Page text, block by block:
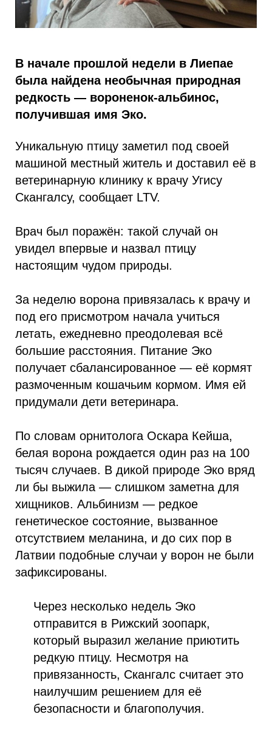
В начале прошлой недели в Лиепае
была найдена необычная природная
редкость — вороненок-альбинос,
получившая имя Эко.
Уникальную птицу заметил под своей
машиной местный житель и доставил её в
ветеринарную клинику к врачу Угису
Скангалсу, сообщает LTV.
Врач был поражён: такой случай он
увидел впервые и назвал птицу
настоящим чудом природы.
За неделю ворона привязалась к врачу и
под его присмотром начала учиться
летать, ежедневно преодолевая всё
большие расстояния. Питание Эко
получает сбалансированное — её кормят
размоченным кошачьим кормом. Имя ей
придумали дети ветеринара.
По словам орнитолога Оскара Кейша,
белая ворона рождается один раз на 100
тысяч случаев. В дикой природе Эко вряд
ли бы выжила — слишком заметна для
хищников. Альбинизм — редкое
генетическое состояние, вызванное
отсутствием меланина, и до сих пор в
Латвии подобные случаи у ворон не были
зафиксированы.
Через несколько недель Эко
отправится в Рижский зоопарк,
который выразил желание приютить
редкую птицу. Несмотря на
привязанность, Скангалс считает это
наилучшим решением для её
безопасности и благополучия.